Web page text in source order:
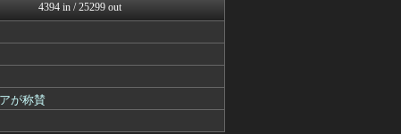
なんJやきう関係ない部@お...
VIPPER速報
不思議.net - 5ch...
筋肉速報
えっ!?またここのサイト?
4394 in / 25299 out
が称賛